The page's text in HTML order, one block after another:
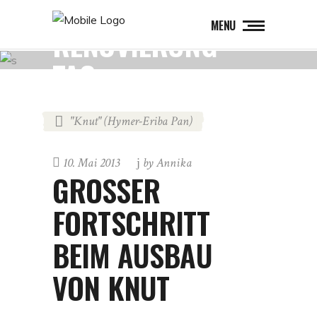
MENU
RENOVIERUNG
TAG
"Knut" (Hymer-Eriba Pan)
10. Mai 2013 byAnnika
GROSSER F
ORTSCHRITT B
EIM AUSBAU V
ON KNUT